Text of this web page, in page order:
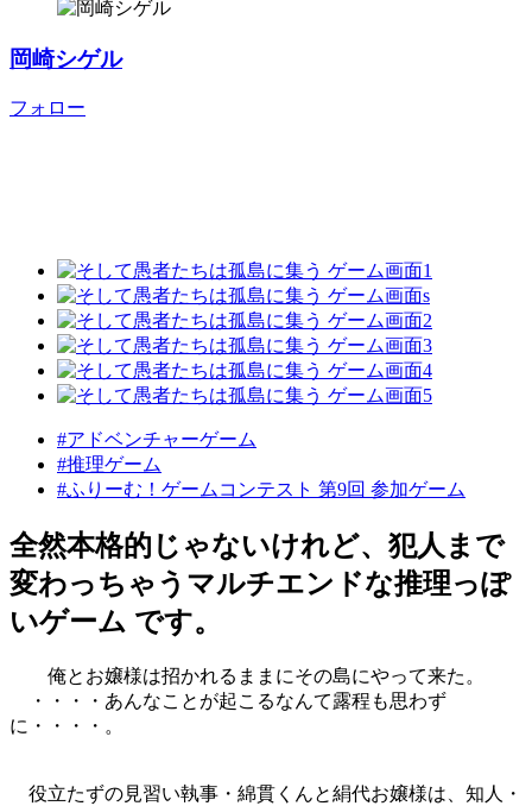
岡崎シゲル
フォロー
#アドベンチャーゲーム
#推理ゲーム
#ふりーむ！ゲームコンテスト 第9回 参加ゲーム
全然本格的じゃないけれど、犯人まで
変わっちゃうマルチエンドな推理っぽ
いゲーム です。
俺とお嬢様は招かれるままにその島にやって来た。
・・・・あんなことが起こるなんて露程も思わず
に・・・・。
役立たずの見習い執事・綿貫くんと絹代お嬢様は、知人・